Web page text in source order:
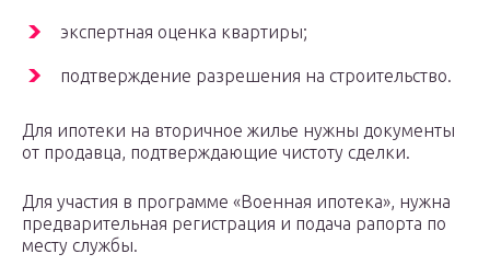
экспертная оценка квартиры;
подтверждение разрешения на строительство.
Для ипотеки на вторичное жилье нужны документы
от продавца, подтверждающие чистоту сделки.
Для участия в программе «Военная ипотека», нужна
предварительная регистрация и подача рапорта по
месту службы.